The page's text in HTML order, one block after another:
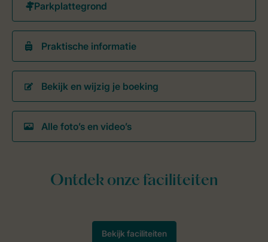
Praktische informatie
Bekijk en wijzig je boeking
Alle foto’s en video’s